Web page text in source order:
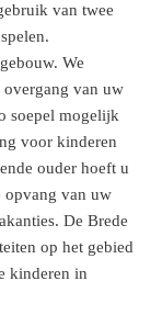
van twee
We
overgang van uw
soepel mogelijk
voor kinderen
ouder hoeft u
opvang van uw
De Brede
op het gebied
kinderen in